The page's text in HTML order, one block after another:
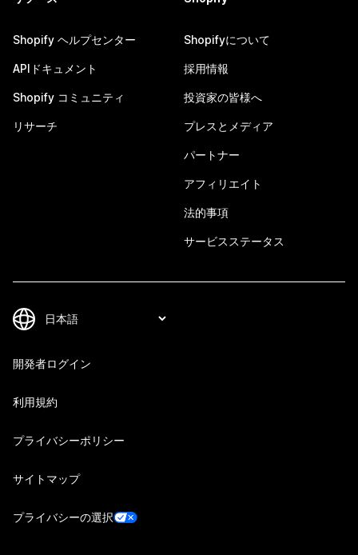
Shopify ヘルプセンター
APIドキュメント
Shopify コミュニティ
リサーチ
Shopifyについて
採用情報
投資家の皆様へ
プレスとメディア
パートナー
アフィリエイト
法的事項
サービスステータス
開発者ログイン
利用規約
プライバシーポリシー
サイトマップ
プライバシーの選択